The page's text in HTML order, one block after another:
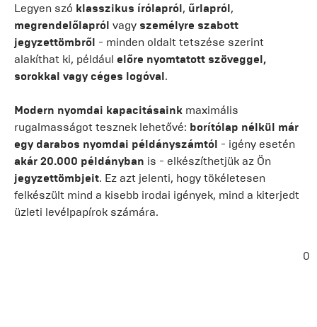
Legyen szó klasszikus írólapról, űrlapról,
megrendelőlapról vagy személyre szabott
jegyzettömbről - minden oldalt tetszése szerint
alakíthat ki, például előre nyomtatott szöveggel,
sorokkal vagy céges logóval.
Modern nyomdai kapacitásaink maximális
rugalmasságot tesznek lehetővé: borítólap nélkül már
egy darabos nyomdai példányszámtól - igény esetén
akár 20.000 példányban is - elkészíthetjük az Ön
jegyzettömbjeit. Ez azt jelenti, hogy tökéletesen
felkészült mind a kisebb irodai igények, mind a kiterjedt
üzleti levélpapírok számára.
0